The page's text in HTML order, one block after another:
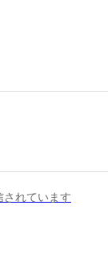
れています